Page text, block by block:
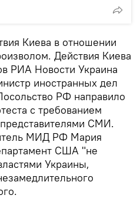
Киева в отношении
Действия Киева
РИА Новости Украина
иностранных дел
РФ направило
с требованием
СМИ.
МИД РФ Мария
США "не
Украины,